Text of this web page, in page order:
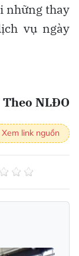
những thay
vụ ngày
Theo NLĐO
Xem link nguồn